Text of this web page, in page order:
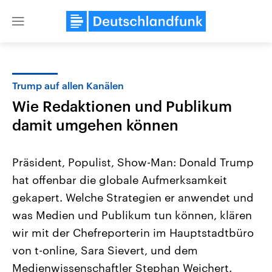
Close
Landtagswahl Sachsen-Anhalt
2026
Alle Informationen
Sachsen-Anhalt wählt am 6.
September 2026 einen neuen
Bundesland von einer Koalition aus
USA
Aktuelle Beiträge,
Hintergründe
Wirtschaftlich und
gehören die Vereinigten
mit großem Einfluss auf
Trump auf allen Kanälen
Wie Redaktionen und Publikum
damit umgehen können
Präsident, Populist, Show-Man: Donald Trump
hat offenbar die globale Aufmerksamkeit
gekapert. Welche Strategien er anwendet und
was Medien und Publikum tun können, klären
wir mit der Chefreporterin im Hauptstadtbüro
von t-online, Sara Sievert, und dem
Medienwissenschaftler Stephan Weichert.